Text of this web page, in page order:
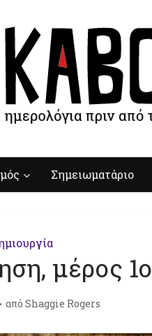
Σημειωματάριο
μέρος 1ο
από Shaggie Rogers